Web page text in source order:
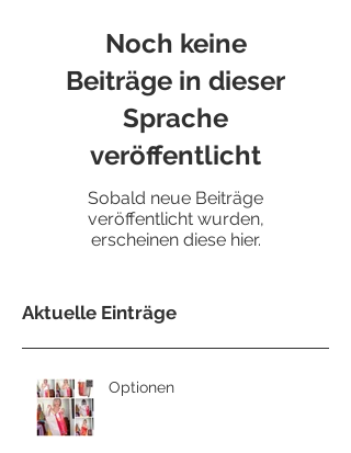
Noch keine
Beiträge in dieser
Sprache
veröffentlicht
Sobald neue Beiträge
veröffentlicht wurden,
erscheinen diese hier.
Aktuelle Einträge
Optionen